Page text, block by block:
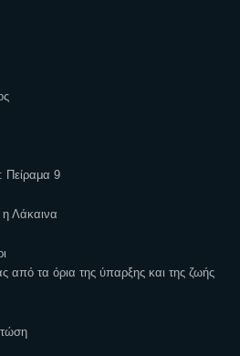
Πείραμα 9
Λάκαινα
από τα όρια της ύπαρξης και της ζωής